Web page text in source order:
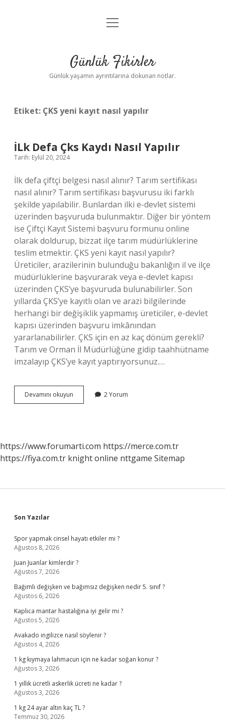
Anasayfa
Yasal Uyarı
menüyü
Günlük Fikirler
Günlük yaşamın ayrıntılarına dokunan notlar.
Etiket: ÇKS yeni kayıt nasıl yapılır
İLk Defa Çks Kaydı Nasıl Yapılır
Tarih: Eylül 20, 2024
İlk defa çiftçi belgesi nasıl alınır? Tarım sertifikası
nasıl alınır? Tarım sertifikası başvurusu iki farklı
şekilde yapılabilir. Bunlardan ilki e-devlet sistemi
üzerinden başvuruda bulunmaktır. Diğer bir yöntem
ise Çiftçi Kayıt Sistemi başvuru formunu online
olarak doldurup, bizzat ilçe tarım müdürlüklerine
teslim etmektir. ÇKS yeni kayıt nasıl yapılır?
Üreticiler, arazilerinin bulunduğu bakanlığın il ve ilçe
müdürlüklerine başvurarak veya e-devlet kapısı
üzerinden ÇKS’ye başvuruda bulunabilirler. Son
yıllarda ÇKS’ye kayıtlı olan ve arazi bilgilerinde
herhangi bir değişiklik yapmamış üreticiler, e-devlet
kapısı üzerinden başvuru imkânından
yararlanabilirler. ÇKS için en az kaç dönüm gerekli?
Tarım ve Orman İl Müdürlüğüne gidip taahhütname
imzalayıp ÇKS’ye kayıt yaptırıyorsunuz.…
Devamını okuyun
Defa
2 Yorum
https://www.forumarti.com https://merce.com.tr
https://fiya.com.tr knight online nttgame Sitemap
Sidebar
Son Yazılar
Spor yapmak cinsel hayatı etkiler mi ?
Ağustos 8, 2026
Juan Juanlar kimlerdir ?
Ağustos 7, 2026
Bağımlı değişken ve bağımsız değişken nedir 5. sınıf ?
Ağustos 6, 2026
Kaplıca mantar hastalığına iyi gelir mi ?
Ağustos 5, 2026
Avakado ingilizce nasıl söylenir ?
Ağustos 4, 2026
1 kg kıymaya lahmacun için ne kadar soğan konur ?
Ağustos 3, 2026
1 yıllık ücretli askerlik ücreti ne kadar ?
Ağustos 3, 2026
1 kg 24 ayar altın kaç TL ?
Temmuz 30, 2026